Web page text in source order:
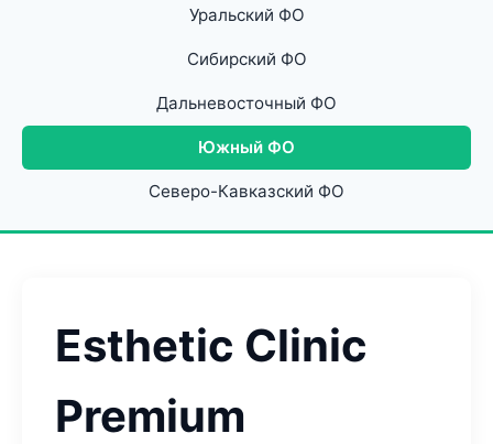
Уральский ФО
Сибирский ФО
Дальневосточный ФО
Южный ФО
Северо-Кавказский ФО
Esthetic Clinic
Premium